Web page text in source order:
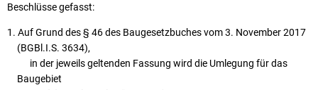
Beschlüsse gefasst:
Auf Grund des § 46 des Baugesetzbuches vom 3. November 2017
(BGBl.I.S. 3634),
in der jeweils geltenden Fassung wird die Umlegung für das
Baugebiet